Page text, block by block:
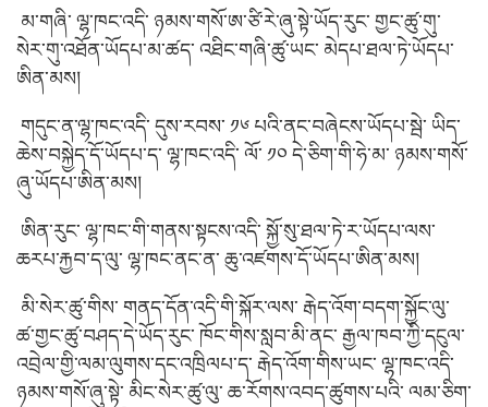
མ་གཞི་ ལྷ་ཁང་འདི་ ཉམས་གསོ་ཨ་ཙི་རེ་ཞུ་སྟེ་ཡོད་རུང་ གྱང་ཚུ་གུ་
སེར་གུ་འཐོན་ཡོདཔ་མ་ཚད་ འཐིང་གཞི་ཚུ་ཡང་ མེདཔ་ཐལ་ཏེ་ཡོདཔ་
ཨིན་མས།
གདུང་ན་ལྷ་ཁང་འདི་ དུས་རབས་ ༡༦ པའི་ནང་བཞེངས་ཡོདཔ་སྦེ་ ཡིད་
ཆེས་བསྐྱེད་དོ་ཡོདཔ་ད་ ལྷ་ཁང་འདི་ ལོ་ ༡༠ དེ་ཅིག་གི་ཧེ་མ་ ཉམས་གསོ་
ཞུ་ཡོདཔ་ཨིན་མས།
ཨིན་རུང་ ལྷ་ཁང་གི་གནས་སྟངས་འདི་ སྐྱོ་སུ་ཐལ་ཏེ་ར་ཡོདཔ་ལས་
ཆརཔ་རྐྱབ་ད་ལུ་ ལྷ་ཁང་ནང་ན་ ཆུ་འཛགས་དོ་ཡོདཔ་ཨིན་མས།
མི་སེར་ཚུ་གིས་ གནད་དོན་འདི་གི་སྐོར་ལས་ རྒེད་འོག་བདག་སྐྱོང་ལུ་
ཚ་གྱང་ཚུ་བཤད་དེ་ཡོད་རུང་ ཁོང་གིས་སླབ་མི་ནང་ རྒྱལ་ཁབ་ཀྱི་དངུལ་
འབྲེལ་གྱི་ལམ་ལུགས་དང་འཁྲིལཔ་ད་ རྒེད་འོག་གིས་ཡང་ ལྷ་ཁང་འདི་
ཉམས་གསོ་ཞུ་སྟེ་ མིང་སེར་ཚུ་ལུ་ ཆ་རོགས་འབད་ཚུགས་པའི་ ལམ་ཅིག་